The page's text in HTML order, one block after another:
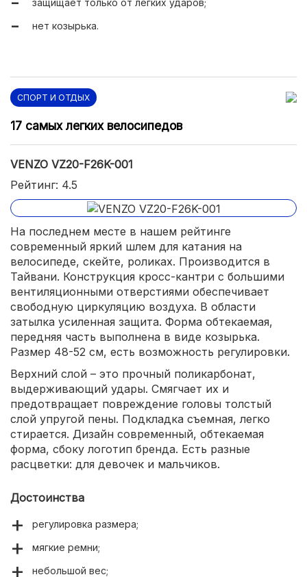
защищает только от легких ударов;
нет козырька.
СПОРТ И ОТДЫХ
17 самых легких велосипедов
VENZO VZ20-F26K-001
Рейтинг: 4.5
На последнем месте в нашем рейтинге
современный яркий шлем для катания на
велосипеде, скейте, роликах. Производится в
Тайвани. Конструкция кросс-кантри с большими
вентиляционными отверстиями обеспечивает
свободную циркуляцию воздуха. В области
затылка усиленная защита. Форма обтекаемая,
передняя часть выполнена в виде козырька.
Размер 48-52 см, есть возможность регулировки.
Верхний слой – это прочный поликарбонат,
выдерживающий удары. Смягчает их и
предотвращает повреждение головы толстый
слой упругой пены. Подкладка съемная, легко
стирается. Дизайн современный, обтекаемая
форма, сбоку логотип бренда. Есть разные
расцветки: для девочек и мальчиков.
Достоинства
регулировка размера;
мягкие ремни;
небольшой вес;